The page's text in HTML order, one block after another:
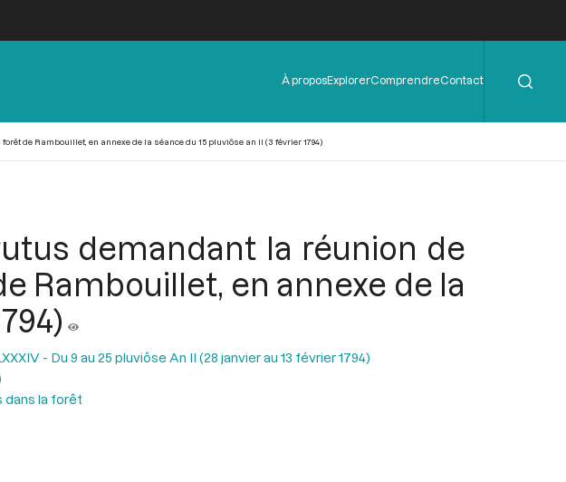
Menu
de
À proposExplorerComprendreContact
de Rambouillet, en annexe de la séance du 15 pluviôse an II (3 février 1794)
demandant la réunion de
Rambouillet, en annexe de la
- Du 9 au 25 pluviôse An II (28 janvier au 13 février 1794)
dans la forêt